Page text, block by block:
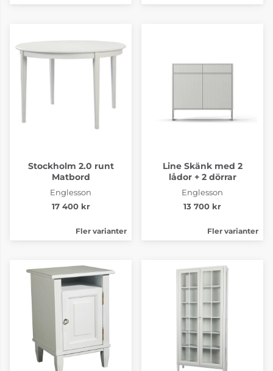
Stockholm 2.0 runt
Matbord
Englesson
17 400 kr
Fler varianter
Line Skänk med 2
lådor + 2 dörrar
Englesson
13 700 kr
Fler varianter